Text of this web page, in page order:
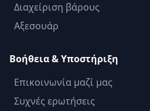
Διαχείριση βάρους
Αξεσουάρ
Βοήθεια & Υποστήριξη
Επικοινωνία μαζί μας
Συχνές ερωτήσεις